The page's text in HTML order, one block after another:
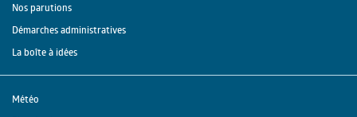
Nos parutions
Démarches administratives
La boîte à idées
Météo